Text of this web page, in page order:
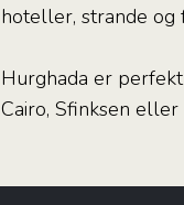
hoteller, strande og
Hurghada er
Cairo, Sfinksen